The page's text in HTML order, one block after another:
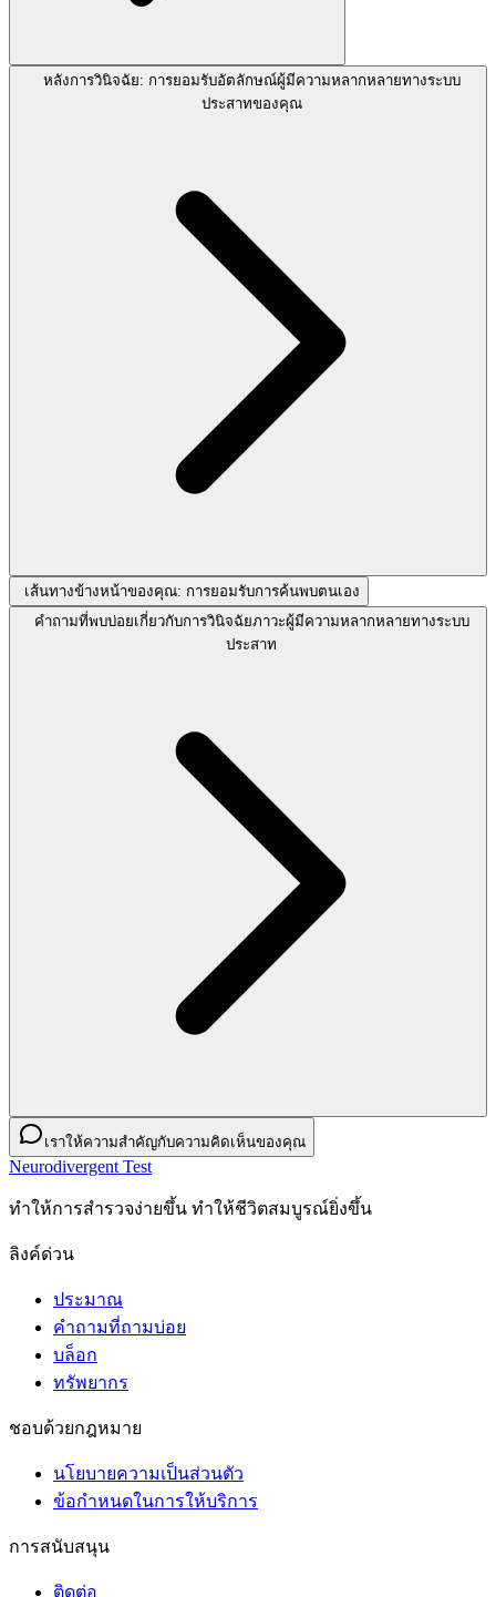
หลังการวินิจฉัย: การยอมรับอัตลักษณ์ผู้มีความหลากหลายทางระบบ
ประสาทของคุณ
เส้นทางข้างหน้าของคุณ: การยอมรับการค้นพบตนเอง
คำถามที่พบบ่อยเกี่ยวกับการวินิจฉัยภาวะผู้มีความหลากหลายทางระบบ
ประสาท
เราให้ความสำคัญกับความคิดเห็นของคุณ
Neurodivergent Test
ทําให้การสํารวจง่ายขึ้น ทําให้ชีวิตสมบูรณ์ยิ่งขึ้น
ลิงค์ด่วน
ประมาณ
คำถามที่ถามบ่อย
บล็อก
ทรัพยากร
ชอบด้วยกฎหมาย
นโยบายความเป็นส่วนตัว
ข้อกําหนดในการให้บริการ
การสนับสนุน
ติดต่อ